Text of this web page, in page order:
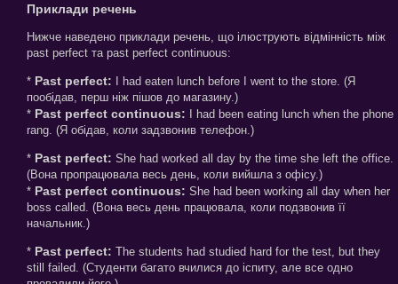
Приклади речень
Нижче наведено приклади речень, що ілюструють відмінність між
past perfect та past perfect continuous:
* Past perfect: I had eaten lunch before I went to the store. (Я
пообідав, перш ніж пішов до магазину.)
* Past perfect continuous: I had been eating lunch when the phone
rang. (Я обідав, коли задзвонив телефон.)
* Past perfect: She had worked all day by the time she left the office.
(Вона пропрацювала весь день, коли вийшла з офісу.)
* Past perfect continuous: She had been working all day when her
boss called. (Вона весь день працювала, коли подзвонив її
начальник.)
* Past perfect: The students had studied hard for the test, but they
still failed. (Студенти багато вчилися до іспиту, але все одно